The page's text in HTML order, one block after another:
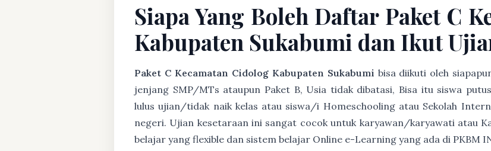
Siapa Yang Boleh Daftar Paket C
Kabupaten Sukabumi dan Ikut
Paket C Kecamatan Cidolog Kabupaten Sukabumi bisa diikuti oleh
jenjang SMP/MTs ataupun Paket B, Usia tidak dibatasi, Bisa itu siswa
lulus ujian/tidak naik kelas atau siswa/i Homeschooling atau Sekolah
negeri. Ujian kesetaraan ini sangat cocok untuk karyawan/karyawati atau
belajar yang flexible dan sistem belajar Online e-Learning yang ada di PKBM